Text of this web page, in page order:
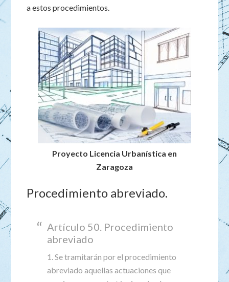
a estos procedimientos.
Proyecto Licencia Urbanística en
Zaragoza
Procedimiento abreviado.
Artículo 50. Procedimiento
abreviado
1. Se tramitarán por el procedimiento
abreviado aquellas actuaciones que